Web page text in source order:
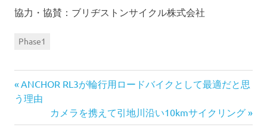
協力・協賛：ブリヂストンサイクル株式会社
Phase1
投
前
の
事:
ANCHOR RL3が輪行用ロードバイクとして最適だと思
う理由
次
の
カメラを携えて引地川沿い10kmサイクリング